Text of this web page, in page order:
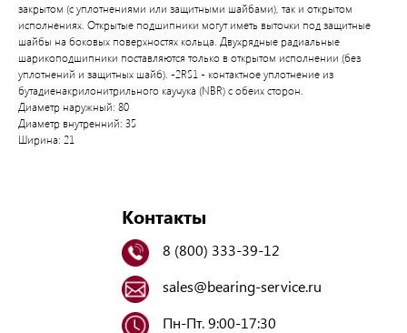
закрытом (с уплотнениями или защитными шайбами), так и открытом
исполнениях. Открытые подшипники могут иметь выточки под защитные
шайбы на боковых поверхностях кольца. Двухрядные радиальные
шарикоподшипники поставляются только в открытом исполнении (без
уплотнений и защитных шайб). -2RS1 - контактное уплотнение из
бутадиенакрилонитрильного каучука (NBR) с обеих сторон.
Диаметр наружный: 80
Диаметр внутренний: 35
Ширина: 21
Контакты
8 (800) 333-39-12
sales@bearing-service.ru
Пн-Пт. 9:00-17:30